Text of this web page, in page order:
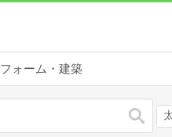
ォーム・建築
検索